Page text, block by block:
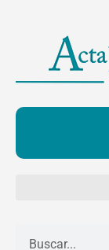
contenido